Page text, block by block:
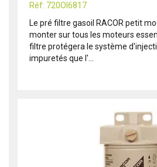
Réf: 720OI6817
Le pré filtre gasoil RACOR petit
monter sur tous les moteurs
filtre protégera le système
impuretés que l'...